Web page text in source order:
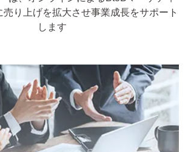
売り上げを拡大させ事業成長をサポート
します